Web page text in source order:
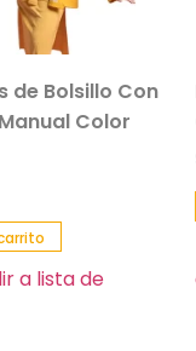
de Bolsillo Con
Color
a lista de